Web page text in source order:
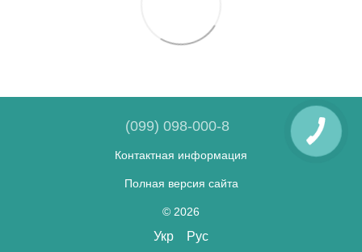
(099) 098-000-8
Контактная информация
Полная версия сайта
© 2026
Укр Рус